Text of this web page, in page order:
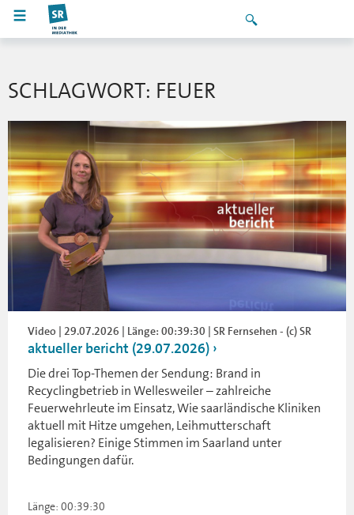
SCHLAGWORT: FEUER
Video | 29.07.2026 | Länge: 00:39:30 | SR Fernsehen - (c) SR
aktueller bericht (29.07.2026)
Die drei Top-Themen der Sendung: Brand in
Recyclingbetrieb in Wellesweiler – zahlreiche
Feuerwehrleute im Einsatz, Wie saarländische Kliniken
aktuell mit Hitze umgehen, Leihmutterschaft
legalisieren? Einige Stimmen im Saarland unter
Bedingungen dafür.
Länge: 00:39:30